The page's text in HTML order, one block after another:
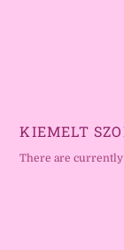
KIEMELT
There are